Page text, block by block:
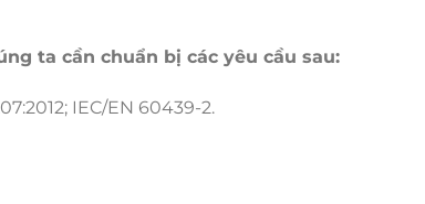
ta cần chuẩn bị các yêu cầu sau:
IEC/EN 60439-2.